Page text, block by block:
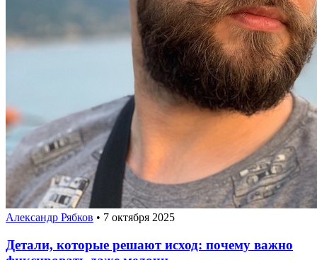
Александр Рябков • 7 октября 2025
Детали, которые решают исход: почему важно